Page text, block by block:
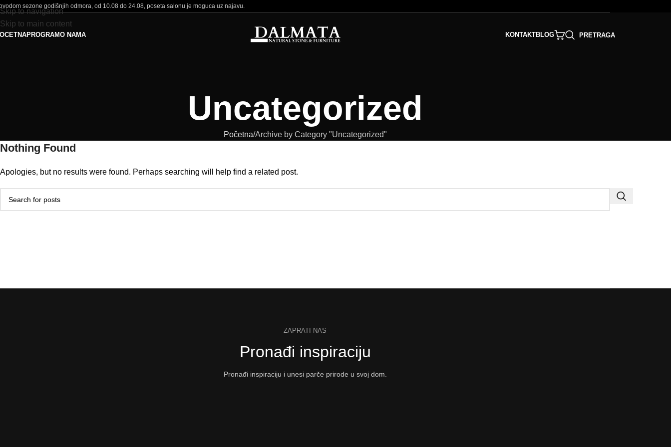
Skip to navigation
Skip to main content
sezone godišnjih odmora, od 10.08 do 24.08, poseta salonu je moguca uz najavu.
PROGRAMO NAMA KONTAKTBLOG PRETRAGA
Uncategorized
Početna Archive by Category "Uncategorized"
Nothing Found
Apologies, but no results were found. Perhaps searching will help find a related post.
ZAPRATI NAS
Pronađi inspiraciju
Pronađi inspiraciju i unesi parče prirode u svoj dom.